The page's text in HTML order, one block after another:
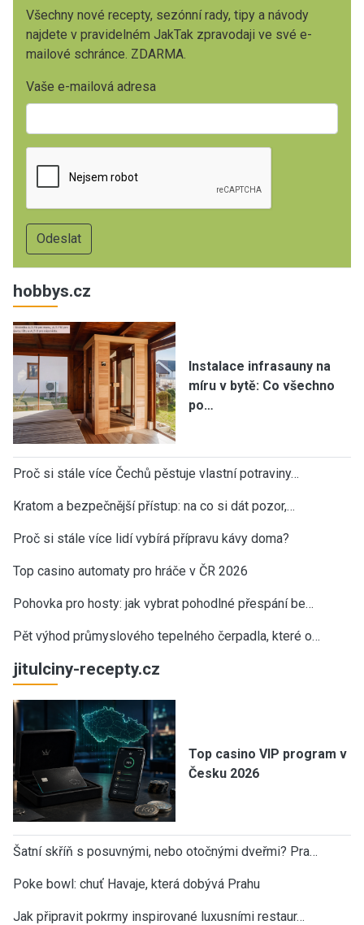
Všechny nové recepty, sezónní rady, tipy a návody
najdete v pravidelném JakTak zpravodaji ve své e-
mailové schránce. ZDARMA.
Vaše e-mailová adresa
hobbys.cz
Instalace infrasauny na
míru v bytě: Co všechno
po…
Proč si stále více Čechů pěstuje vlastní potraviny…
Kratom a bezpečnější přístup: na co si dát pozor,…
Proč si stále více lidí vybírá přípravu kávy doma?
Top casino automaty pro hráče v ČR 2026
Pohovka pro hosty: jak vybrat pohodlné přespání be…
Pět výhod průmyslového tepelného čerpadla, které o…
jitulciny-recepty.cz
Top casino VIP program v
Česku 2026
Šatní skříň s posuvnými, nebo otočnými dveřmi? Pra…
Poke bowl: chuť Havaje, která dobývá Prahu
Jak připravit pokrmy inspirované luxusními restaur…